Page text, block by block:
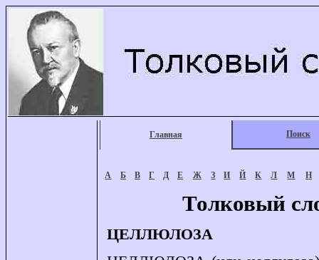
Главная Поиск
А Б В Г Д Е Ж З И Й К Л М Н
Толковый
ЦЕЛЛЮЛОЗА